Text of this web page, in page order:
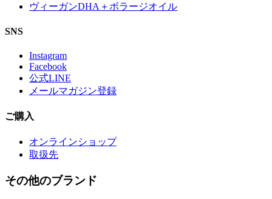
ヴィーガンDHA＋ボラージオイル
SNS
Instagram
Facebook
公式LINE
メールマガジン登録
ご購入
オンラインショップ
取扱先
その他のブランド